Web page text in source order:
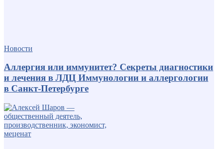
Новости
Аллергия или иммунитет? Секреты диагностики
и лечения в ЛДЦ Иммунологии и аллергологии
в Санкт-Петербурге